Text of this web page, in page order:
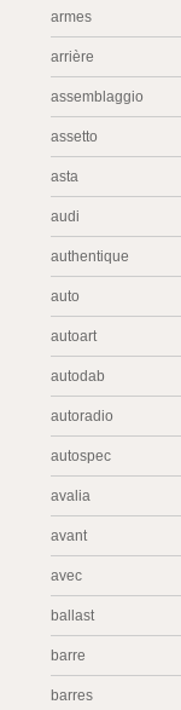
armes
arrière
assemblaggio
assetto
asta
audi
authentique
auto
autoart
autodab
autoradio
autospec
avalia
avant
avec
ballast
barre
barres